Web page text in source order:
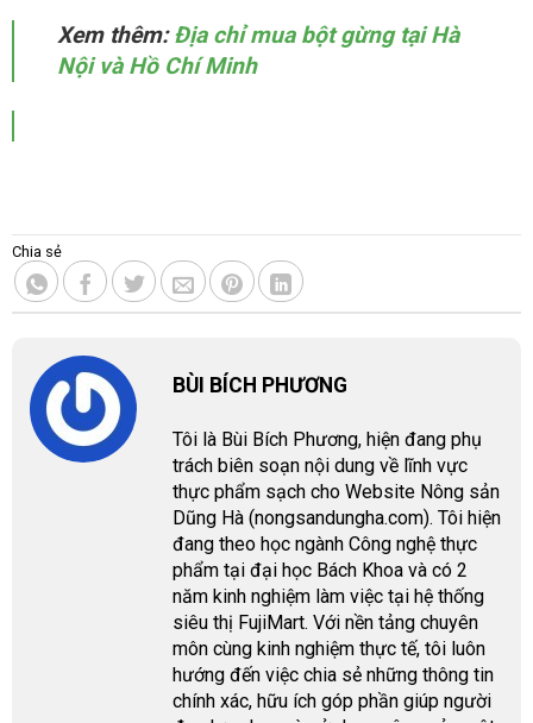
Xem thêm:Địa chỉ mua bột gừng tại Hà
Nội và Hồ Chí Minh
Chia sẻ
BÙI BÍCH PHƯƠNG
Tôi là Bùi Bích Phương, hiện đang phụ
trách biên soạn nội dung về lĩnh vực
thực phẩm sạch cho Website Nông sản
Dũng Hà (nongsandungha.com). Tôi hiện
đang theo học ngành Công nghệ thực
phẩm tại đại học Bách Khoa và có 2
năm kinh nghiệm làm việc tại hệ thống
siêu thị FujiMart. Với nền tảng chuyên
môn cùng kinh nghiệm thực tế, tôi luôn
hướng đến việc chia sẻ những thông tin
chính xác, hữu ích góp phần giúp người